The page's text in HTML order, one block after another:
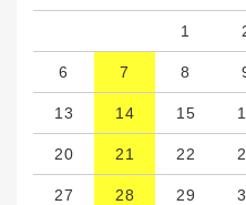
1
6 7 8
13 14 15
20 21 22
27 28 29